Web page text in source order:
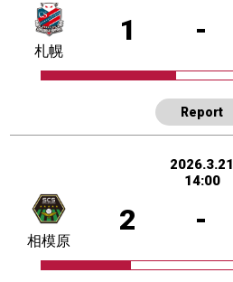
1 -
札幌
Report
2026.3.21
14:00
2 -
相模原